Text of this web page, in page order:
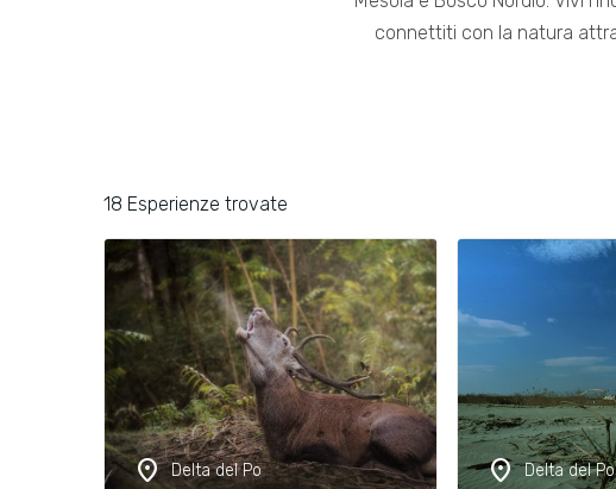
connettiti con la natura
18 Esperienze trovate
location_on Delta del Po location_on Delta del Po